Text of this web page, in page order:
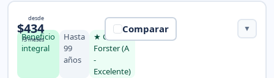
Seguro Diplomat Long Term
Beneficio
integral
Hasta
99
años
★ Crum &
Forster (A
-
Excelente)
desde
$434
/3 meses
Comparar ▼